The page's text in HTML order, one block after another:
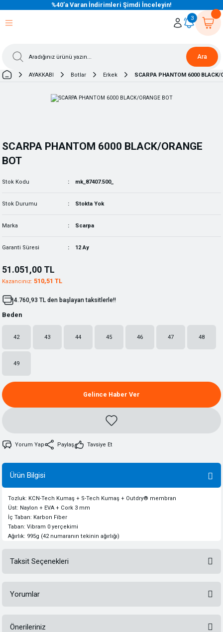
%40’a Varan İndirimleri Şimdi İnceleyin!
Ara
3
AYAKKABI Botlar Erkek SCARPA PHANTOM 6000 BLACK/
SCARPA PHANTOM 6000 BLACK/ORANGE
BOT
Stok Kodu mk_87407.500_
Stok Durumu Stokta Yok
Marka Scarpa
Garanti Süresi 12 Ay
51.051,00 TL
Kazancınız: 510,51 TL
4.760,93 TL den başlayan taksitlerle!!
Beden
42 43 44 45 46 47 48
49
Gelince Haber Ver
Yorum Yap Paylaş Tavsiye Et
Ürün Bilgisi
Tozluk: KCN-Tech Kumaş + S-Tech Kumaş + Outdry® membran
Üst: Naylon + EVA + Cork 3 mm
İç Taban: Karbon Fiber
Taban: Vibram 0 yerçekimi
Ağırlık: 995g (42 numaranın tekinin ağırlığı)
Taksit Seçenekleri
Yorumlar
Önerileriniz